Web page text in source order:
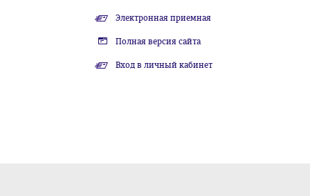
Электронная приемная
Полная версия сайта
Вход в личный кабинет